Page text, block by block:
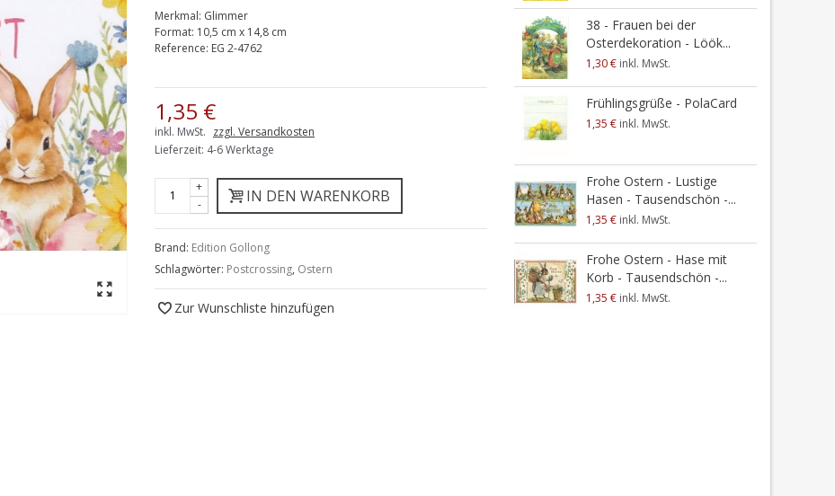
Merkmal: Glimmer
Format: 10,5 cm x 14,8 cm
Reference: EG 2-4762
1,35 €
inkl. MwSt. zzgl. Versandkosten
Lieferzeit: 4-6 Werktage
-
+ IN DEN WARENKORB
Brand: Edition Gollong
Schlagwörter: Postcrossing, Ostern
Zur Wunschliste hinzufügen
38 - Frauen bei der
Osterdekoration - Löök...
1,30 € inkl. MwSt.
Frühlingsgrüße - PolaCard
1,35 € inkl. MwSt.
Frohe Ostern - Lustige
Hasen - Tausendschön -...
1,35 € inkl. MwSt.
Frohe Ostern - Hase mit
Korb - Tausendschön -...
1,35 € inkl. MwSt.